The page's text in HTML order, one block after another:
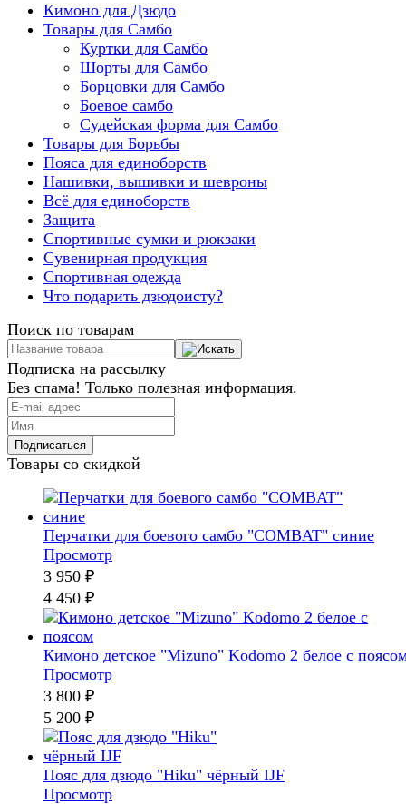
Кимоно для Дзюдо
Товары для Самбо
Куртки для Самбо
Шорты для Самбо
Борцовки для Самбо
Боевое самбо
Судейская форма для Самбо
Товары для Борьбы
Пояса для единоборств
Нашивки, вышивки и шевроны
Всё для единоборств
Защита
Спортивные сумки и рюкзаки
Сувенирная продукция
Спортивная одежда
Что подарить дзюдоисту?
Поиск по товарам
Подписка на рассылку
Без спама! Только полезная информация.
Подписаться
Товары со скидкой
Перчатки для боевого самбо "COMBAT" синие
Просмотр
3 950 ₽
4 450 ₽
Кимоно детское "Mizuno" Kodomo 2 белое с
Просмотр
3 800 ₽
5 200 ₽
Пояс для дзюдо "Hiku" чёрный IJF
Просмотр